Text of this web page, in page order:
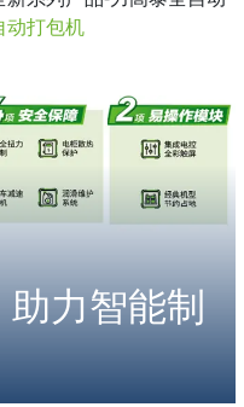
动打包机
力智能制